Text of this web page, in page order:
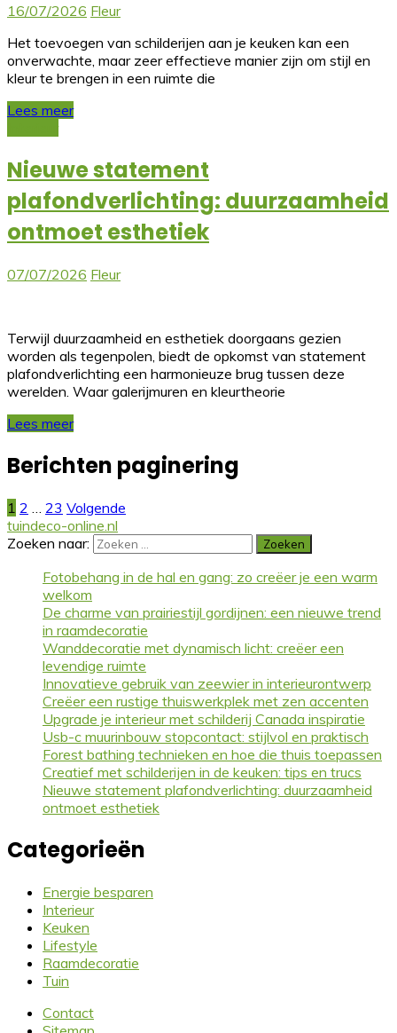
16/07/2026 Fleur
Het toevoegen van schilderijen aan je keuken kan een
onverwachte, maar zeer effectieve manier zijn om stijl en
kleur te brengen in een ruimte die
Lees meer
Nieuwe statement
plafondverlichting: duurzaamheid
ontmoet esthetiek
07/07/2026 Fleur
Terwijl duurzaamheid en esthetiek doorgaans gezien
worden als tegenpolen, biedt de opkomst van statement
plafondverlichting een harmonieuze brug tussen deze
werelden. Waar galerijmuren en kleurtheorie
Lees meer
Berichten paginering
1 2 23 Volgende
tuindeco-online.nl
Zoeken naar:
Fotobehang in de hal en gang: zo creëer je een warm
welkom
De charme van prairiestijl gordijnen: een nieuwe trend
in raamdecoratie
Wanddecoratie met dynamisch licht: creëer een
levendige ruimte
Innovatieve gebruik van zeewier in interieurontwerp
Creëer een rustige thuiswerkplek met zen accenten
Upgrade je interieur met schilderij Canada inspiratie
Usb-c muurinbouw stopcontact: stijlvol en praktisch
Forest bathing technieken en hoe die thuis toepassen
Creatief met schilderijen in de keuken: tips en trucs
Nieuwe statement plafondverlichting: duurzaamheid
ontmoet esthetiek
Categorieën
Energie besparen
Interieur
Keuken
Lifestyle
Raamdecoratie
Tuin
Contact